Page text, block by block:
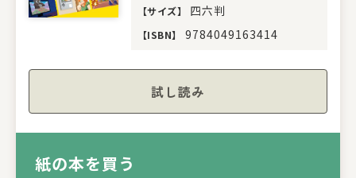
【サイズ】 四六判
【ISBN】 9784049163414
試し読み
紙の本を買う